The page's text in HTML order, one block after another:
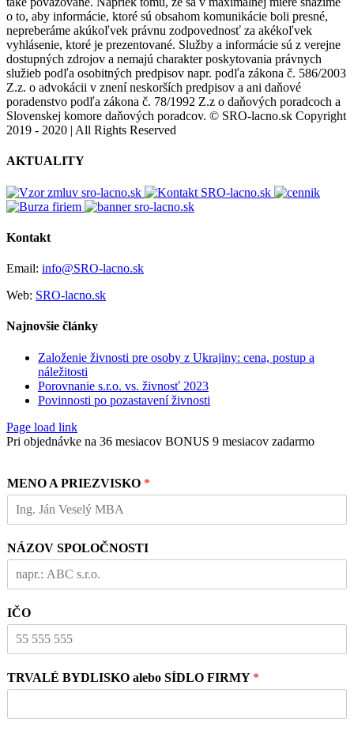
o to, aby informácie, ktoré sú obsahom komunikácie boli presné,
nepreberáme akúkoľvek právnu zodpovednosť za akékoľvek
vyhlásenie, ktoré je prezentované. Služby a informácie sú z verejne
dostupných zdrojov a nemajú charakter poskytovania právnych
služieb podľa osobitných predpisov napr. podľa zákona č. 586/2003
Z.z. o advokácii v znení neskorších predpisov a ani daňové
poradenstvo podľa zákona č. 78/1992 Z.z o daňových poradcoch a
Slovenskej komore daňových poradcov. © SRO-lacno.sk Copyright
2019 - 2020 | All Rights Reserved
Toggle
Bar
Area
AKTUALITY
Kontakt
Email: info@SRO-lacno.sk
Web: SRO-lacno.sk
Najnovšie články
Založenie živnosti pre osoby z Ukrajiny: cena, postup a
náležitosti
Porovnanie s.r.o. vs. živnosť 2023
Povinnosti po pozastavení živnosti
Page load link
Pri objednávke na 36 mesiacov BONUS 9 mesiacov zadarmo
MENO A PRIEZVISKO *
NÁZOV SPOLOČNOSTI
IČO
TRVALÉ BYDLISKO alebo SÍDLO FIRMY *